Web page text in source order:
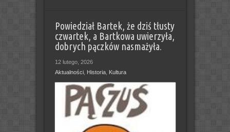
Powiedział Bartek, że dziś tłusty
czwartek, a Bartkowa uwierzyła,
dobrych pączków nasmażyła.
12 lutego, 2026
Aktualności, Historia, Kultura